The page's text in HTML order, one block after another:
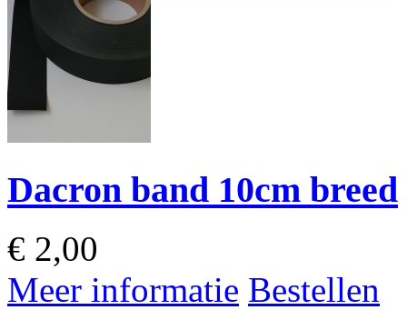
Dacron band 10cm breed
€ 2,00
Meer informatie Bestellen